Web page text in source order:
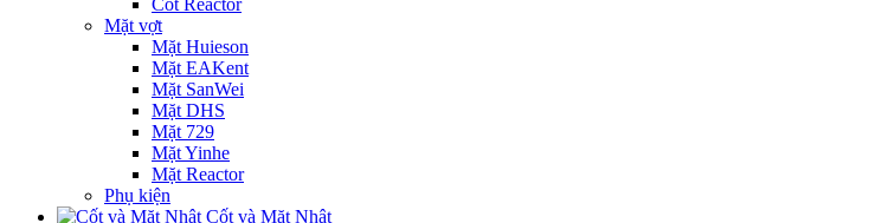
Mặt vợt
Mặt Huieson
Mặt EAKent
Mặt SanWei
Mặt DHS
Mặt 729
Mặt Yinhe
Mặt Reactor
Phụ kiện
Cốt và Mặt Nhật